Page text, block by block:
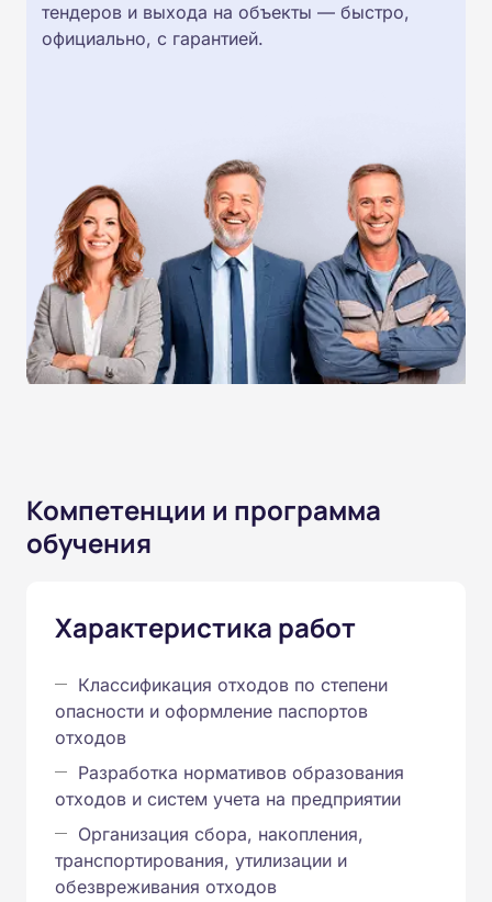
тендеров и выхода на объекты — быстро,
официально, с гарантией.
Компетенции и программа
обучения
Характеристика работ
Классификация отходов по степени
опасности и оформление паспортов
отходов
Разработка нормативов образования
отходов и систем учета на предприятии
Организация сбора, накопления,
транспортирования, утилизации и
обезвреживания отходов